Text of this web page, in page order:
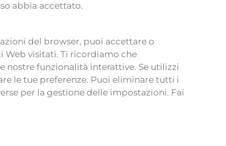
abbia accettato.
del browser, puoi accettare o
Web visitati. Ti ricordiamo che
funzionalità interattive. Se utilizzi
le tue preferenze. Puoi eliminare tutti i
per la gestione delle impostazioni. Fai